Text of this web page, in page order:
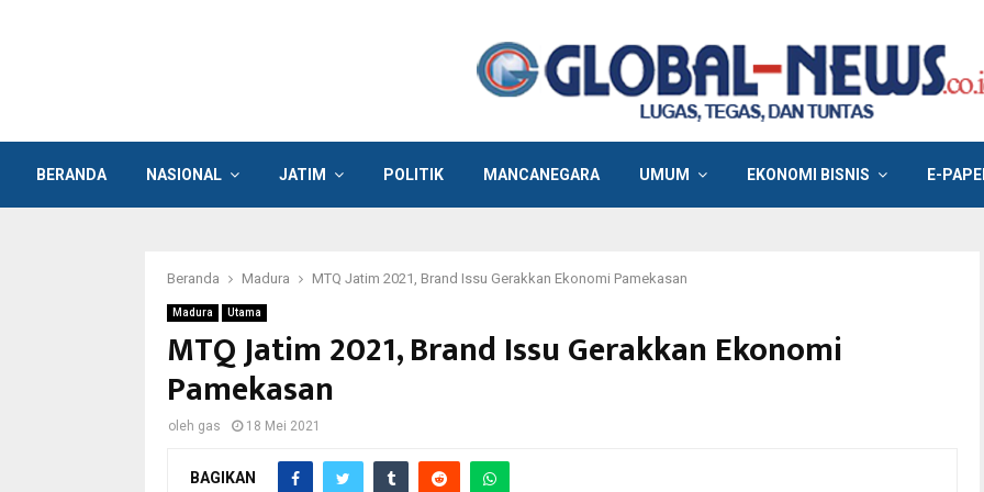
BERANDA NASIONAL JATIM POLITIK MANCANEGARA UMUM EKONOMI BISNIS E-
Beranda Madura MTQ Jatim 2021, Brand Issu Gerakkan Ekonomi Pamekasan
Madura Utama
MTQ Jatim 2021, Brand Issu Gerakkan Ekonomi
Pamekasan
oleh gas 18 Mei 2021
BAGIKAN